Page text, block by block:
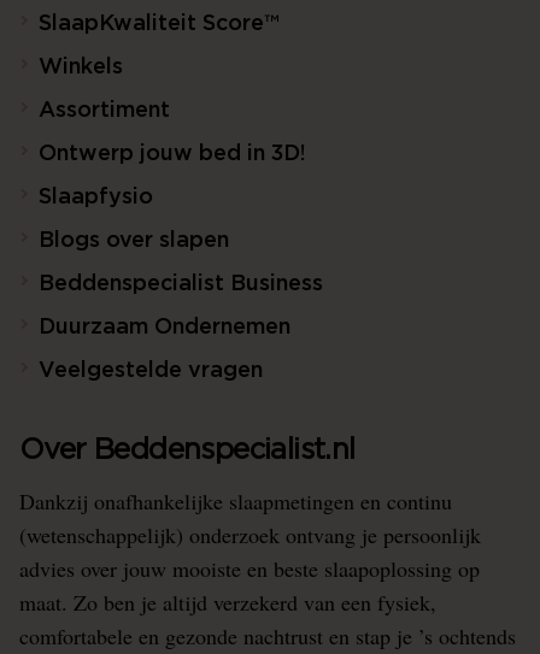
SlaapKwaliteit Score™
Winkels
Assortiment
Ontwerp jouw bed in 3D!
Slaapfysio
Blogs over slapen
Beddenspecialist Business
Duurzaam Ondernemen
Veelgestelde vragen
Over Beddenspecialist.nl
Dankzij onafhankelijke slaapmetingen en continu
(wetenschappelijk) onderzoek ontvang je persoonlijk
advies over jouw mooiste en beste slaapoplossing op
maat. Zo ben je altijd verzekerd van een fysiek,
comfortabele en gezonde nachtrust en stap je ’s ochtends